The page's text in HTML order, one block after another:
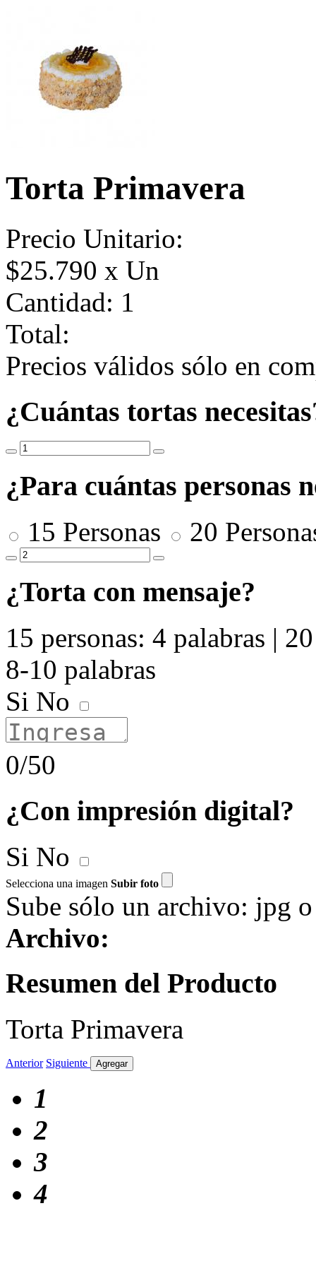
Torta Primavera
Precio Unitario:
$25.790 x Un
Cantidad: 1
Total:
Precios válidos sólo en
¿Cuántas tortas
¿Para cuántas personas
15 Personas 20
¿Torta con mensaje?
15 personas: 4 palabras |
8-10 palabras
Si No
0/50
¿Con impresión digital?
Si No
Selecciona una imagen Subir foto
Sube sólo un archivo: jpg
Archivo:
Resumen del Producto
Torta Primavera
Anterior Siguiente Agregar
1
2
3
4